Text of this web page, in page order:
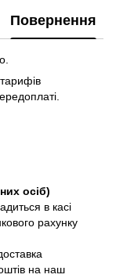
Повернення
осіб)
в касі
рахунку
на наш